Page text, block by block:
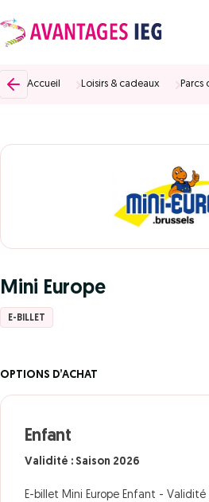
Accueil Loisirs & cadeaux Parcs
Mini Europe
E-BILLET
OPTIONS D’ACHAT
Enfant
Validité : Saison 2026
E-billet Mini Europe Enfant - Validité